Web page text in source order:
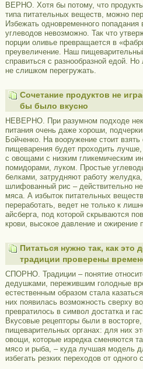
ВЕРНО. Хотя бы потому, что
типа питательных веществ, можно
Избежать одновременного
углеводов невозможно. Так что
порции оливье превращается в
преувеличение. Наш
справиться с разнообразной едой.
не слишком перегружать.
Сочетание продуктов не
бы было вкусно
НЕВЕРНО. При разумном подходе
питания очень даже хороши,
Бойченко. На вооружение стоит
пищеварения будет проходить
с овощами с низким гликемическим
помидорами, луком. Простые
белками, затрудняют работу
шлифованный рис – действительно
мяса. А избыток питательных
переработать, ведет не только к
айсберга, под которой скрываются
крови, высокое давление и ожирение
Питаться нужно так, как это
традиции проверены
СПОРНО. Традиции – понятие
дедушками, пережившим голодные
естественным образом стала
них появилась возможность сверху
превратилось в символ достатка и
Вкусовые рецепторы были в
пищеварительных органах: для них
овощи, которые изредка сменяются
мясо и рыба, – куда лучшая модель
избегать резких переходов от одного